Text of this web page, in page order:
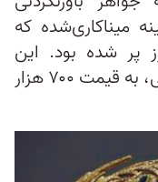
میناکاری‌شده که
پر شده بود. این
طاووس سال ۲۰۱۹ در حراج کریستی، به قیمت ۷۰۰ هزار